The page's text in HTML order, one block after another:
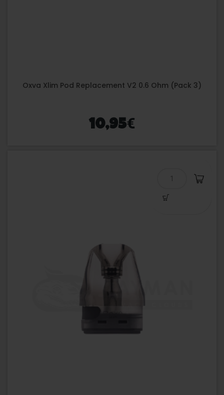
Oxva Xlim Pod Replacement V2 0.6 Ohm (Pack 3)
10,95€